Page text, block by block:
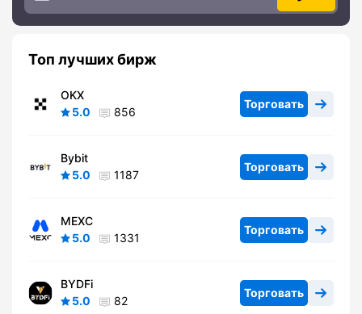
Топ лучших бирж
OKX
5.0
856
Торговать
Bybit
5.0
1187
Торговать
MEXC
5.0
1331
Торговать
BYDFi
5.0
82
Торговать